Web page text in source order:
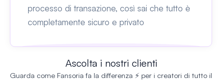
processo di transazione, così sai che tutto è
completamente sicuro e privato
Ascolta i nostri clienti
Guarda come Fansoria fa la differenza ⚡ per i creatori di tutto il